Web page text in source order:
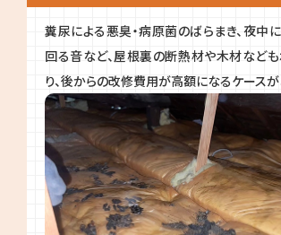
糞尿による悪臭・病原菌のばらまき、夜中
回る音など、屋根裏の断熱材や木材など
り、後からの改修費用が高額になるケースが